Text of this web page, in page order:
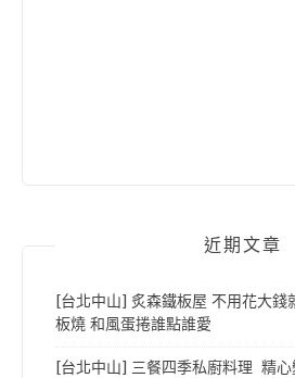
近期文章
[台北中山] 炙森鐵板屋 不用花大錢
板燒 和風蛋捲誰點誰愛
[台北中山] 三餐四季私廚料理 精